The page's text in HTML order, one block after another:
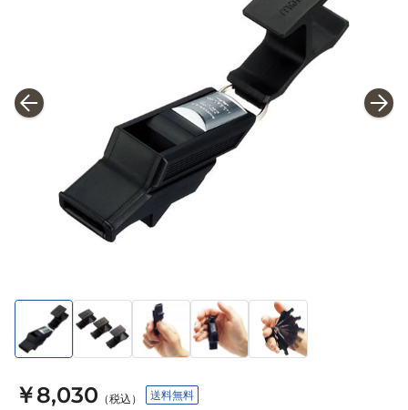
￥8,030 （税込） 送料無料